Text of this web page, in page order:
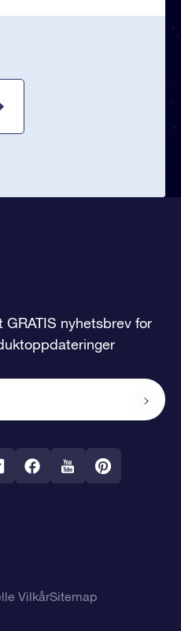
nyhetsbrev for
VilkårSitemap